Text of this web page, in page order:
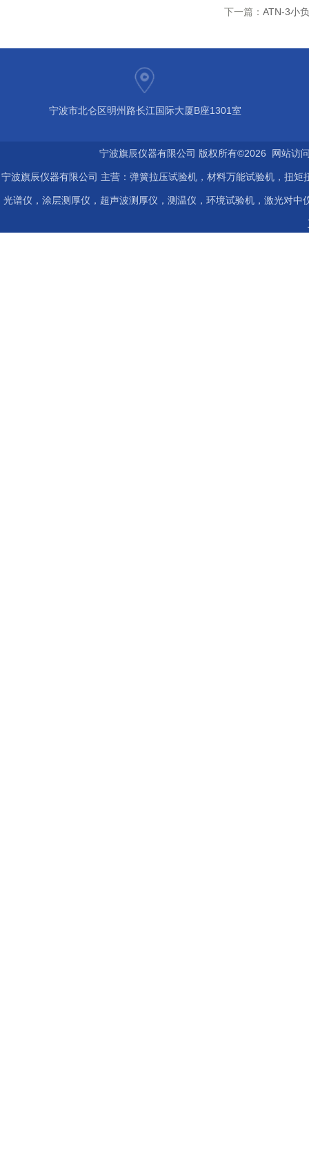
下一篇： ATN-3小
宁波市北仑区明州路长江国际大厦B座1301室
宁波旗辰仪器有限公司 版权所有©2026 网站
宁波旗辰仪器有限公司 主营：弹簧拉压试验机，材料万能试验机，扭
光谱仪，涂层测厚仪，超声波测厚仪，测温仪，环境试验机，激光对